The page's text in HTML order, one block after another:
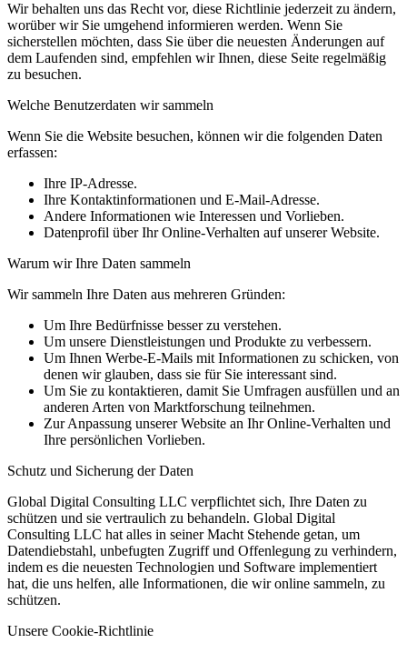
Wir behalten uns das Recht vor, diese Richtlinie jederzeit zu ändern,
worüber wir Sie umgehend informieren werden. Wenn Sie
sicherstellen möchten, dass Sie über die neuesten Änderungen auf
dem Laufenden sind, empfehlen wir Ihnen, diese Seite regelmäßig
zu besuchen.
Welche Benutzerdaten wir sammeln
Wenn Sie die Website besuchen, können wir die folgenden Daten
erfassen:
Ihre IP-Adresse.
Ihre Kontaktinformationen und E-Mail-Adresse.
Andere Informationen wie Interessen und Vorlieben.
Datenprofil über Ihr Online-Verhalten auf unserer Website.
Warum wir Ihre Daten sammeln
Wir sammeln Ihre Daten aus mehreren Gründen:
Um Ihre Bedürfnisse besser zu verstehen.
Um unsere Dienstleistungen und Produkte zu verbessern.
Um Ihnen Werbe-E-Mails mit Informationen zu schicken, von
denen wir glauben, dass sie für Sie interessant sind.
Um Sie zu kontaktieren, damit Sie Umfragen ausfüllen und an
anderen Arten von Marktforschung teilnehmen.
Zur Anpassung unserer Website an Ihr Online-Verhalten und
Ihre persönlichen Vorlieben.
Schutz und Sicherung der Daten
Global Digital Consulting LLC verpflichtet sich, Ihre Daten zu
schützen und sie vertraulich zu behandeln. Global Digital
Consulting LLC hat alles in seiner Macht Stehende getan, um
Datendiebstahl, unbefugten Zugriff und Offenlegung zu verhindern,
indem es die neuesten Technologien und Software implementiert
hat, die uns helfen, alle Informationen, die wir online sammeln, zu
schützen.
Unsere Cookie-Richtlinie